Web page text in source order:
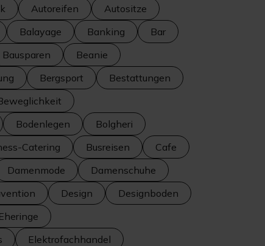
Autoreifen
Autositze
Balayage Banking
Bar
Bausparen
Beanie
Bergsport
Bestattungen
Bodenlegen
Bolgheri
Catering Busreisen
Cafe
Damenmode
Damenschuhe
Design
Designboden
Eheringe
Elektrofachhandel